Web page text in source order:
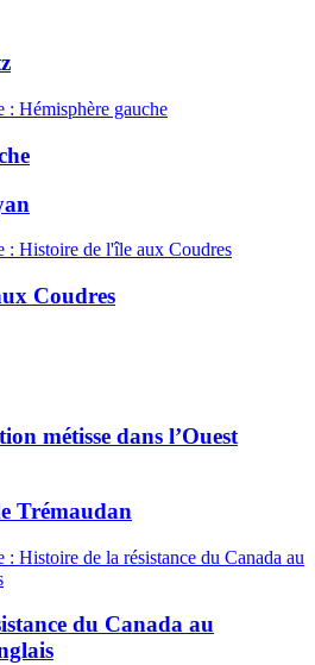
Coudres
métisse dans l’Ouest
Trémaudan
du Canada au